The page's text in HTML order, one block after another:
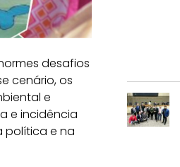
desafios
cenário, os
e
e incidência
política e na